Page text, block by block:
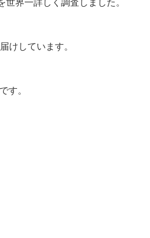
世界一詳しく調査しました。
けしています。
す。